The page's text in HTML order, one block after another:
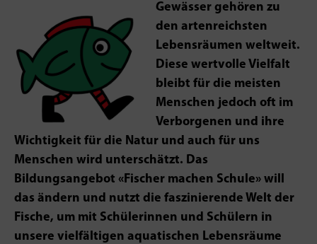
Gewässer gehören zu
den artenreichsten
Lebensräumen weltweit.
Diese wertvolle Vielfalt
bleibt für die meisten
Menschen jedoch oft im
Verborgenen und ihre
Wichtigkeit für die Natur und auch für uns
Menschen wird unterschätzt. Das
Bildungsangebot «Fischer machen Schule» will
das ändern und nutzt die faszinierende Welt der
Fische, um mit Schülerinnen und Schülern in
unsere vielfältigen aquatischen Lebensräume